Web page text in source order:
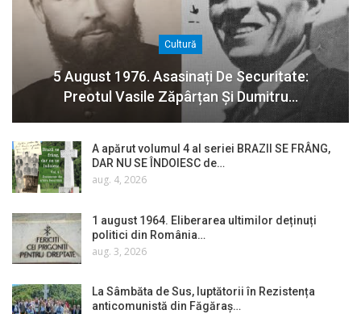
Cultură
5 August 1976. Asasinați De Securitate:
Preotul Vasile Zăpârțan Și Dumitru…
A apărut volumul 4 al seriei BRAZII SE FRÂNG,
DAR NU SE ÎNDOIESC de…
aug. 4, 2026
1 august 1964. Eliberarea ultimilor deținuți
politici din România…
aug. 3, 2026
La Sâmbăta de Sus, luptătorii în Rezistența
anticomunistă din Făgăraș…